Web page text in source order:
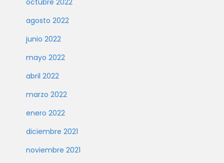
octubre 2022
agosto 2022
junio 2022
mayo 2022
abril 2022
marzo 2022
enero 2022
diciembre 2021
noviembre 2021